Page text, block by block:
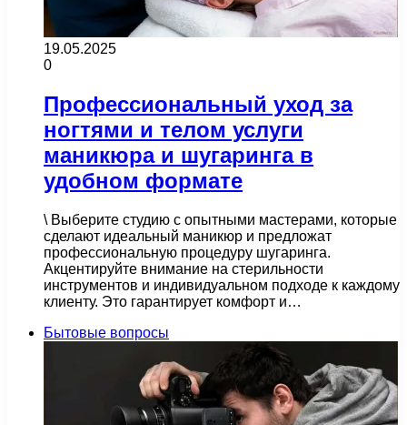
19.05.2025
0
Профессиональный уход за
ногтями и телом услуги
маникюра и шугаринга в
удобном формате
\ Выберите студию с опытными мастерами, которые
сделают идеальный маникюр и предложат
профессиональную процедуру шугаринга.
Акцентируйте внимание на стерильности
инструментов и индивидуальном подходе к каждому
клиенту. Это гарантирует комфорт и…
Бытовые вопросы